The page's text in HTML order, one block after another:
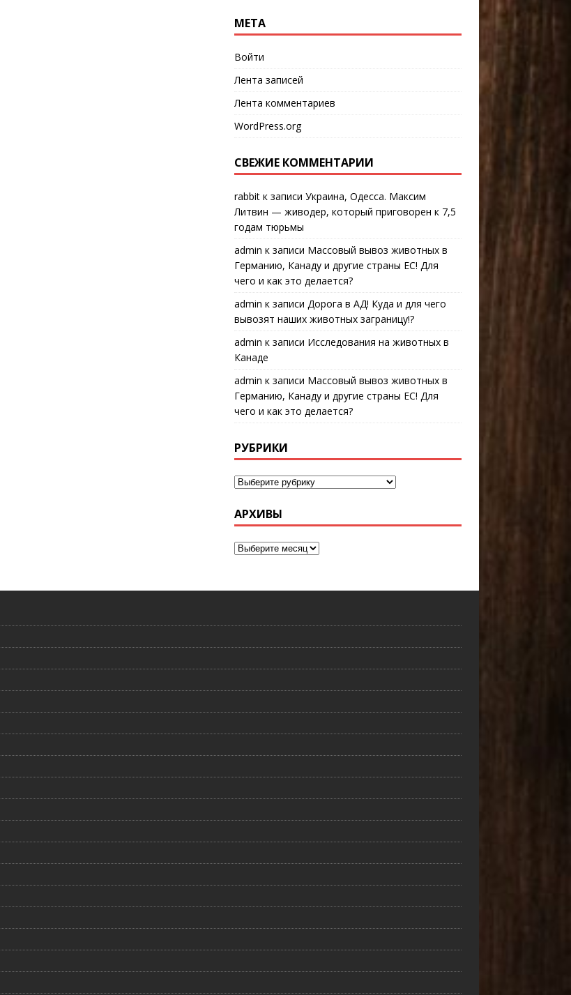
МЕТА
Войти
Лента записей
Лента комментариев
WordPress.org
СВЕЖИЕ КОММЕНТАРИИ
rabbitк записи Украина, Одесса. Максим
Литвин — живодер, который приговорен к 7,5
годам тюрьмы
admin к записи Массовый вывоз животных в
Германию, Канаду и другие страны ЕС! Для
чего и как это делается?
admin к записи Дорога в АД! Куда и для чего
вывозят наших животных заграницу!?
admin к записи Исследования на животных в
Канаде
admin к записи Массовый вывоз животных в
Германию, Канаду и другие страны ЕС! Для
чего и как это делается?
РУБРИКИ
АРХИВЫ